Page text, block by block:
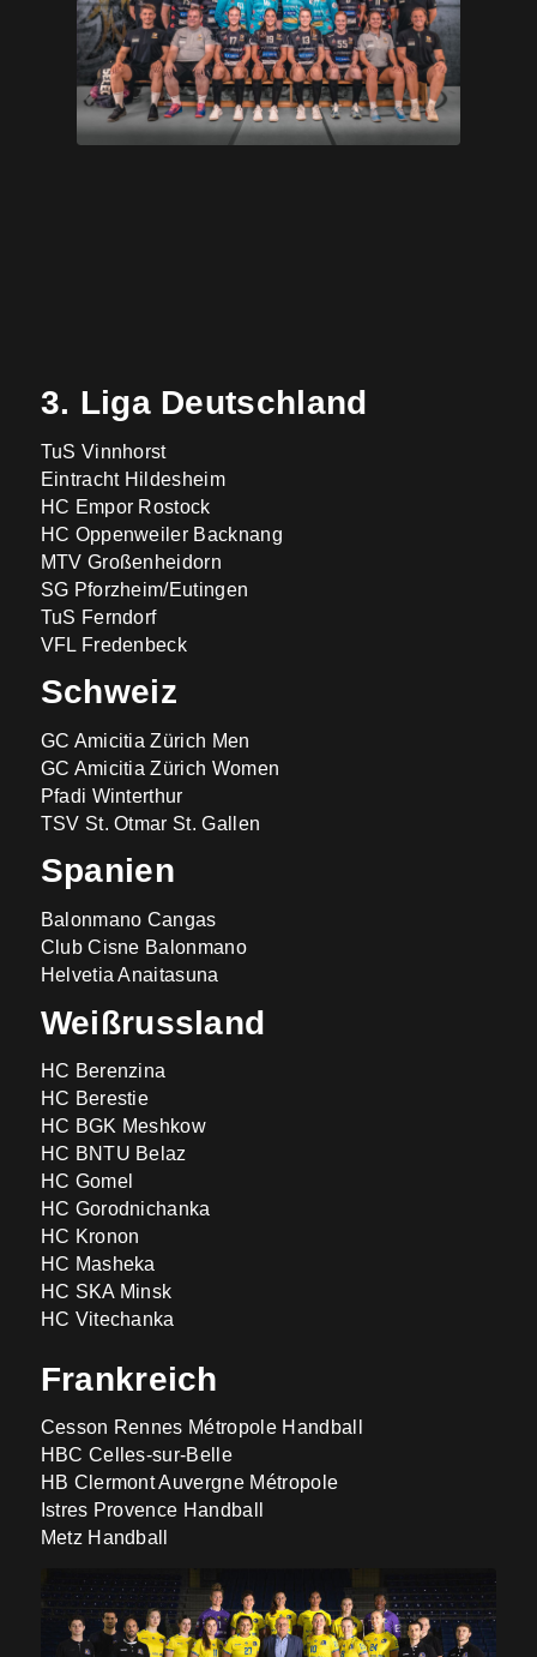
3. Liga Deutschland
TuS Vinnhorst
Eintracht Hildesheim
HC Empor Rostock
HC Oppenweiler Backnang
MTV Großenheidorn
SG Pforzheim/Eutingen
TuS Ferndorf
VFL Fredenbeck
Schweiz
GC Amicitia Zürich Men
GC Amicitia Zürich Women
Pfadi Winterthur
TSV St. Otmar St. Gallen
Spanien
Balonmano Cangas
Club Cisne Balonmano
Helvetia Anaitasuna
Weißrussland
HC Berenzina
HC Berestie
HC BGK Meshkow
HC BNTU Belaz
HC Gomel
HC Gorodnichanka
HC Kronon
HC Masheka
HC SKA Minsk
HC Vitechanka
Frankreich
Cesson Rennes Métropole Handball
HBC Celles-sur-Belle
HB Clermont Auvergne Métropole
Istres Provence Handball
Metz Handball